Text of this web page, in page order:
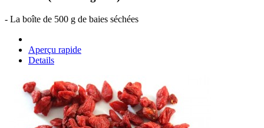
- La boîte de 500 g de baies séchées
Aperçu rapide
Details